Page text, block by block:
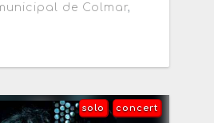
de Colmar,
concert
solo